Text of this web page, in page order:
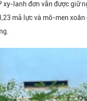
xy-lanh đơn vẫn được giữ
mã lực và mô-men